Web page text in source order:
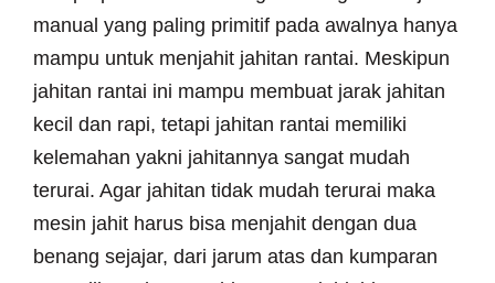
manual yang paling primitif pada awalnya hanya
mampu untuk menjahit jahitan rantai. Meskipun
jahitan rantai ini mampu membuat jarak jahitan
kecil dan rapi, tetapi jahitan rantai memiliki
kelemahan yakni jahitannya sangat mudah
terurai. Agar jahitan tidak mudah terurai maka
mesin jahit harus bisa menjahit dengan dua
benang sejajar, dari jarum atas dan kumparan